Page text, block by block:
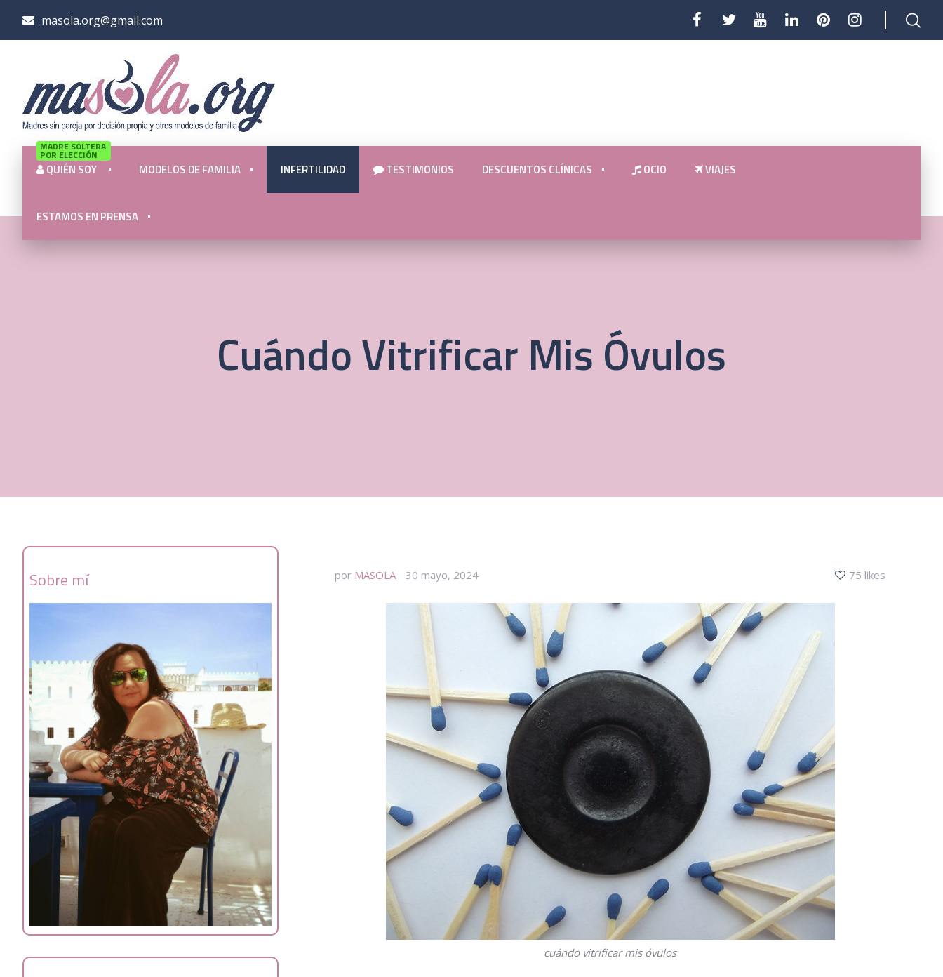
masola.org@gmail.com
QUIÉN SOY
MADRE SOLTERA
POR ELECCIÓN
MODELOS DE FAMILIA INFERTILIDAD TESTIMONIOS DESCUENTOS CLÍNICAS OCIO VIAJES
ESTAMOS EN PRENSA
Cuándo Vitrificar Mis Óvulos
Sobre mí por MASOLA 30 mayo, 2024 75 likes
cuándo vitrificar mis óvulos